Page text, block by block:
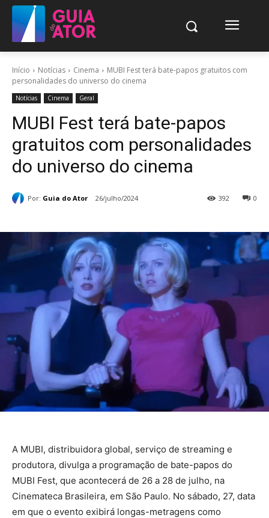
Início Notícias Cinema
MUBI Fest terá bate-papos gratuitos com
personalidades do universo do cinema
Notícias Cinema Geral
MUBI Fest terá bate-papos
gratuitos com personalidades
do universo do cinema
Por: Guia do Ator 26/julho/2024 0
392
A MUBI, distribuidora global, serviço de streaming e
produtora, divulga a programação de bate-papos do
MUBI Fest, que acontecerá de 26 a 28 de julho, na
Cinemateca Brasileira, em São Paulo. No sábado, 27, data
em que o evento exibirá longas-metragens como